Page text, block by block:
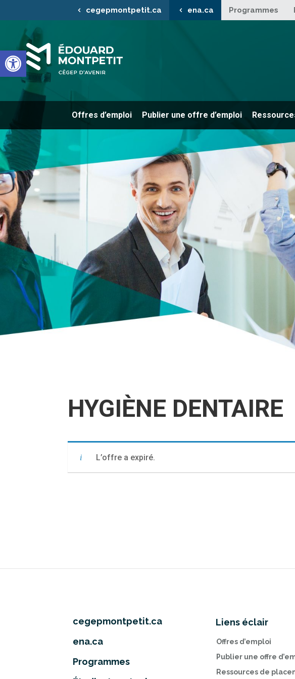
Ouvrir la barre d’outils
cegepmontpetit.ca ena.ca Programmes
Offres d’emploi Publier une offre d’emploi
HYGIÈNE DENTAIRE
L’offre a expiré.
cegepmontpetit.ca
ena.ca
Programmes
Liens éclair
Offres d’emploi
Publier une offre
Ressources de